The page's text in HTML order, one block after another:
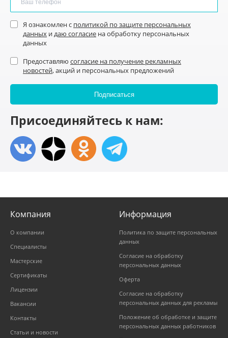
Я ознакомлен с политикой по защите персональных
данных и даю согласие на обработку персональных
данных
Предоставляю согласие на получение рекламных
новостей, акций и персональных предложений
Присоединяйтесь к нам:
Компания
О компании
Специалисты
Мастерские
Сертификаты
Лицензии
Вакансии
Контакты
Статьи и новости
Информация
Политика по защите персональных
данных
Согласие на обработку
персональных данных
Оферта
Согласие на обработку
персональных данных для рекламы
Положение об обработке и защите
персональных данных работников